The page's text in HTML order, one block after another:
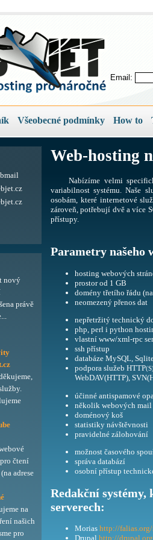
Email:
Všeobecné podmínky How to
Web-hosting
Nabízíme velmi
variabilnost systému. Naše
osobám, které internetové
zároveň, potřebují dvě a více
přístupy.
Parametry našeho
hosting webových
prostor od 1 GB
domény třetího řádu
neomezený přenos dat
nepřetržitý technický
php, perl i python
vlastní www/xml-rpc
ssh přístup
databáze MySQL,
podpora služeb HTTP
WebDAV(HTTP),
účinné antispamové
několik webových
doménový koš
statistiky návštěvnosti
pravidelné zálohování
možnost časového
správa databází
osobní přístup
Redakční systémy,
serverech:
Morias http://
Drupal http://drupal.org
nový
právě
čtení
adrese
na
našich
pro